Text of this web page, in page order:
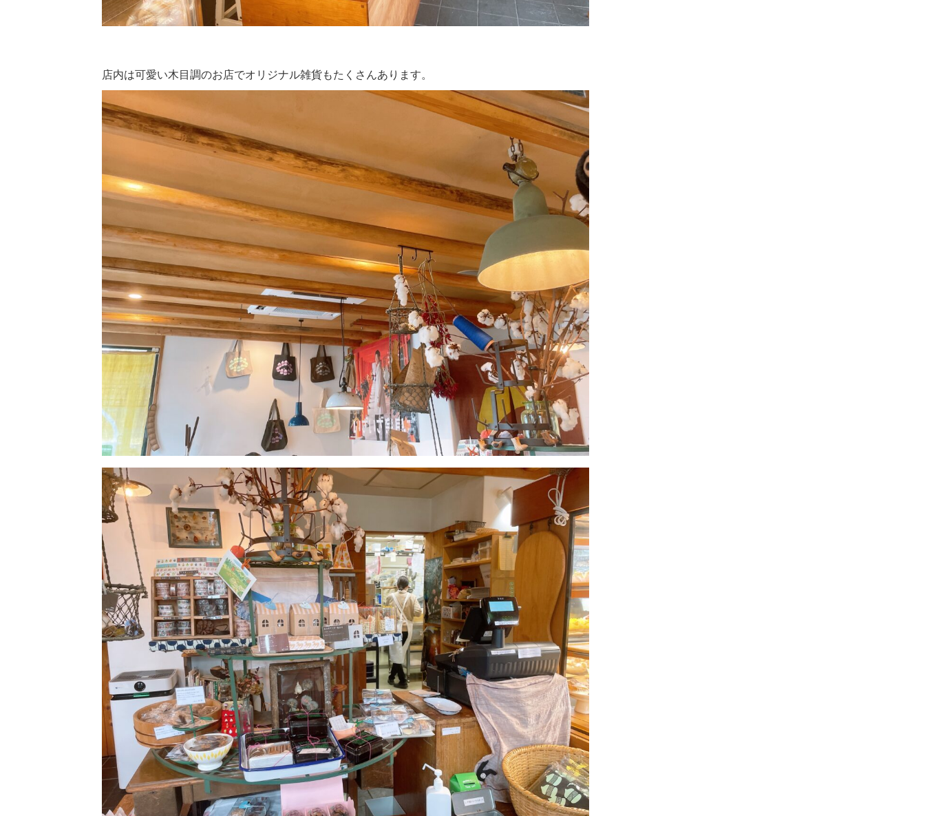
店内は可愛い木目調のお店でオリジナル雑貨もたくさんあります。